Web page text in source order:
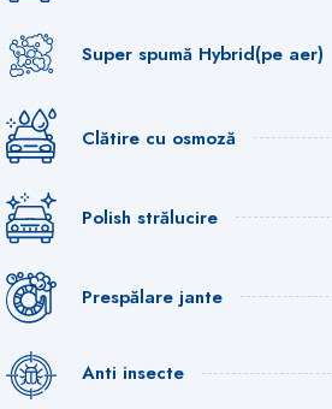
Super spumă Hybrid(pe aer)
Clătire cu osmoză
Polish strălucire
Prespălare jante
Anti insecte